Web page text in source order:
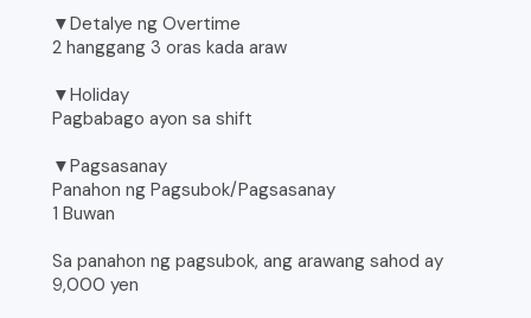
▼Detalye ng Overtime
2 hanggang 3 oras kada araw
▼Holiday
Pagbabago ayon sa shift
▼Pagsasanay
Panahon ng Pagsubok/Pagsasanay
1 Buwan
Sa panahon ng pagsubok, ang arawang sahod ay
9,000 yen